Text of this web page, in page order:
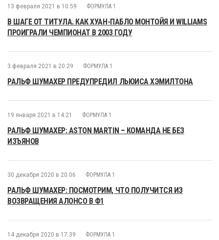
13 февраля 2021 в 10:59 ФОРМУЛА 1
В ШАГЕ ОТ ТИТУЛА. КАК ХУАН-ПАБЛО МОНТОЙЯ И WILLIAMS
ПРОИГРАЛИ ЧЕМПИОНАТ В 2003 ГОДУ
3 февраля 2021 в 20:29 ФОРМУЛА 1
РАЛЬФ ШУМАХЕР ПРЕДУПРЕДИЛ ЛЬЮИСА ХЭМИЛТОНА
19 января 2021 в 14:21 ФОРМУЛА 1
РАЛЬФ ШУМАХЕР: ASTON MARTIN – КОМАНДА НЕ БЕЗ
ИЗЪЯНОВ
30 декабря 2020 в 20:06 ФОРМУЛА 1
РАЛЬФ ШУМАХЕР: ПОСМОТРИМ, ЧТО ПОЛУЧИТСЯ ИЗ
ВОЗВРАЩЕНИЯ АЛОНСО В Ф1
14 декабря 2020 в 17:39 ФОРМУЛА 1